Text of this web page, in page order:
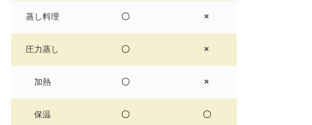
蒸し料理 〇 ×
圧力蒸し 〇 ×
加熱 〇 ×
保温 〇 〇